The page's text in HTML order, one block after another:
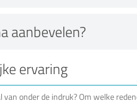
aanbevelen?
ervaring